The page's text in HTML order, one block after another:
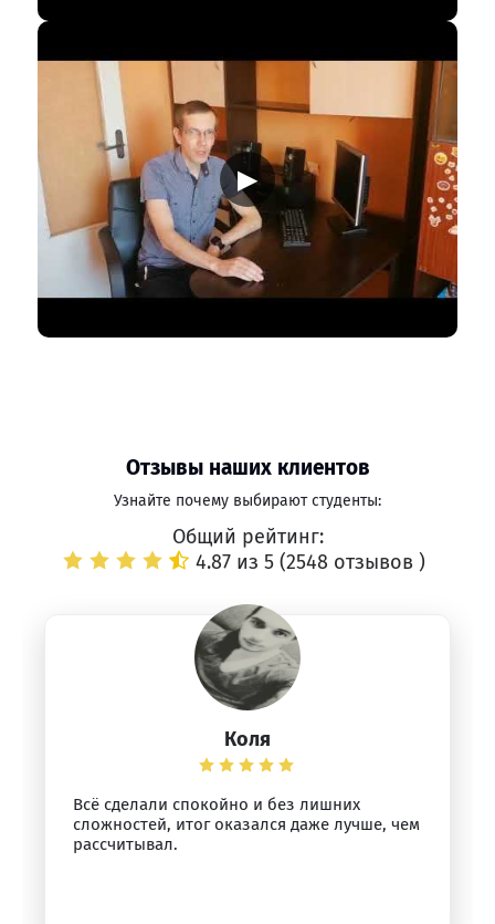
▶
Отзывы наших клиентов
Узнайте почему выбирают студенты:
Общий рейтинг:
4.87 из 5 (2548 отзывов )
Коля
Всё сделали спокойно и без лишних
сложностей, итог оказался даже лучше, чем
рассчитывал.